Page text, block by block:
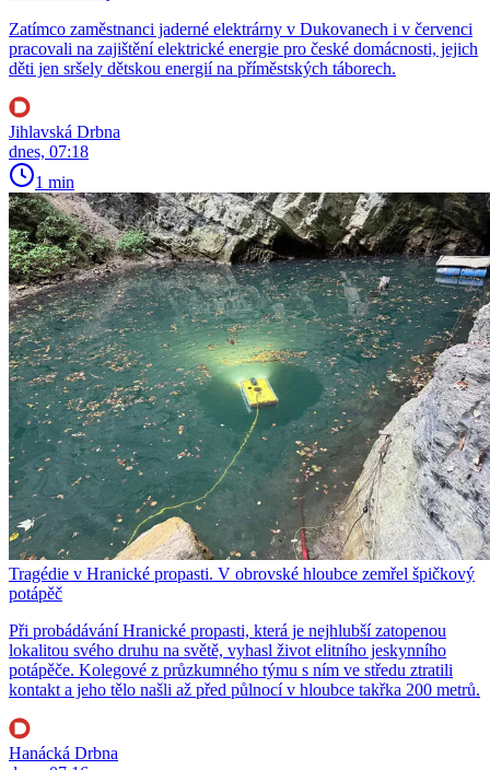
Zatímco zaměstnanci jaderné elektrárny v Dukovanech i v červenci
pracovali na zajištění elektrické energie pro české domácnosti, jejich
děti jen sršely dětskou energií na příměstských táborech.
Jihlavská Drbna
dnes, 07:18
1 min
Tragédie v Hranické propasti. V obrovské hloubce zemřel špičkový
potápěč
Při probádávání Hranické propasti, která je nejhlubší zatopenou
lokalitou svého druhu na světě, vyhasl život elitního jeskynního
potápěče. Kolegové z průzkumného týmu s ním ve středu ztratili
kontakt a jeho tělo našli až před půlnocí v hloubce takřka 200 metrů.
Hanácká Drbna